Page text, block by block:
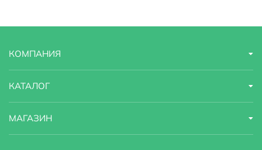
Цвет задних стенок
Радио есть
Высота 60 м
КОМПАНИЯ
КАТАЛОГ
МАГАЗИН